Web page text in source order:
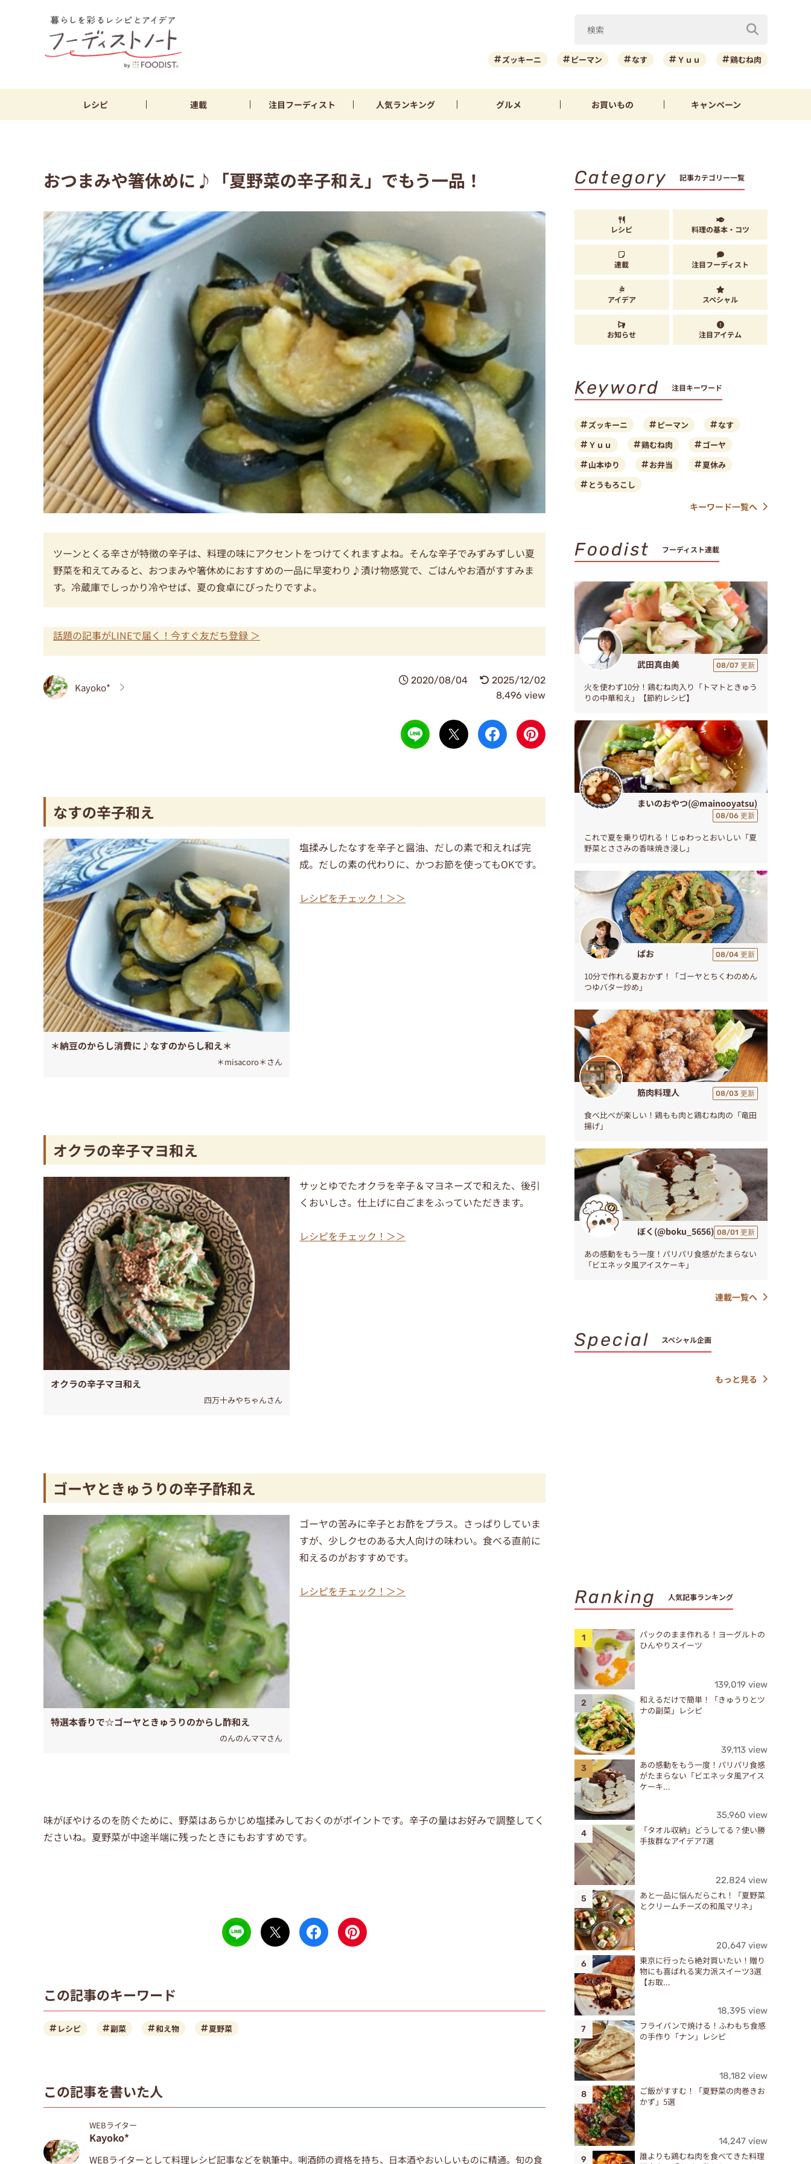
ズッキーニ ピーマン なす Ｙｕｕ 鶏むね肉
レシピ 連載 注目フーディスト 人気ランキング グルメ お買いもの キャンペーン
おつまみや箸休めに♪「夏野菜の辛子和え」でもう一品！
ツーンとくる辛さが特徴の辛子は、料理の味にアクセントをつけてくれますよね。そんな辛子でみずみずしい夏
野菜を和えてみると、おつまみや箸休めにおすすめの一品に早変わり♪漬け物感覚で、ごはんやお酒がすすみま
す。冷蔵庫でしっかり冷やせば、夏の食卓にぴったりですよ。
話題の記事がLINEで届く！今すぐ友だち登録 ＞
Kayoko*
2020/08/04
2025/12/02
8,496 view
なすの辛子和え
＊納豆のからし消費に♪なすのからし和え＊
＊misacoro＊さん
塩揉みしたなすを辛子と醤油、だしの素で和えれば完
成。だしの素の代わりに、かつお節を使ってもOKです。
レシピをチェック！＞＞
オクラの辛子マヨ和え
オクラの辛子マヨ和え
四万十みやちゃんさん
サッとゆでたオクラを辛子＆マヨネーズで和えた、後引
くおいしさ。仕上げに白ごまをふっていただきます。
レシピをチェック！＞＞
ゴーヤときゅうりの辛子酢和え
特選本香りで☆ゴーヤときゅうりのからし酢和え
のんのんママさん
ゴーヤの苦みに辛子とお酢をプラス。さっぱりしていま
すが、少しクセのある大人向けの味わい。食べる直前に
和えるのがおすすめです。
レシピをチェック！＞＞
味がぼやけるのを防ぐために、野菜はあらかじめ塩揉みしておくのがポイントです。辛子の量はお好みで調整してく
ださいね。夏野菜が中途半端に残ったときにもおすすめです。
この記事のキーワード
レシピ 副菜 和え物 夏野菜
この記事を書いた人
WEBライター
Kayoko*
WEBライターとして料理レシピ記事などを執筆中。唎酒師の資格を持ち、日本酒やおいしいものに精通。旬の食
Category 記事カテゴリー一覧
レシピ 料理の基本・コツ
連載 注目フーディスト
アイデア スペシャル
お知らせ 注目アイテム
Keyword 注目キーワード
ズッキーニ ピーマン
なす
Ｙｕｕ
鶏むね肉
ゴーヤ
山本ゆり
お弁当
夏休み
とうもろこし
キーワード一覧へ
Foodist フーディスト連載
武田真由美 08/07 更新
火を使わず10分！鶏むね肉入り「トマトときゅう
りの中華和え」【節約レシピ】
まいのおやつ(@mainooyatsu)
08/06 更新
これで夏を乗り切れる！じゅわっとおいしい「夏
野菜とささみの香味焼き浸し」
ぱお 08/04 更新
10分で作れる夏おかず！「ゴーヤとちくわのめん
つゆバター炒め」
筋肉料理人 08/03 更新
食べ比べが楽しい！鶏もも肉と鶏むね肉の「竜田
揚げ」
ぼく(@boku_5656) 08/01 更新
あの感動をもう一度！パリパリ食感がたまらない
「ビエネッタ風アイスケーキ」
連載一覧へ
Special スペシャル企画
もっと見る
Ranking 人気記事ランキング
パックのまま作れる！ヨーグルトの
ひんやりスイーツ
139,019 view
和えるだけで簡単！「きゅうりとツ
ナの副菜」レシピ
39,113 view
あの感動をもう一度！パリパリ食感
がたまらない「ビエネッタ風アイス
ケーキ...
35,960 view
「タオル収納」どうしてる？使い勝
手抜群なアイデア7選
22,824 view
あと一品に悩んだらこれ！「夏野菜
とクリームチーズの和風マリネ」
20,647 view
東京に行ったら絶対買いたい！贈り
物にも喜ばれる実力派スイーツ3選
【お取...
18,395 view
フライパンで焼ける！ふわもち食感
の手作り「ナン」レシピ
18,182 view
ご飯がすすむ！「夏野菜の肉巻きお
かず」5選
14,247 view
誰よりも鶏むね肉を食べてきた料理